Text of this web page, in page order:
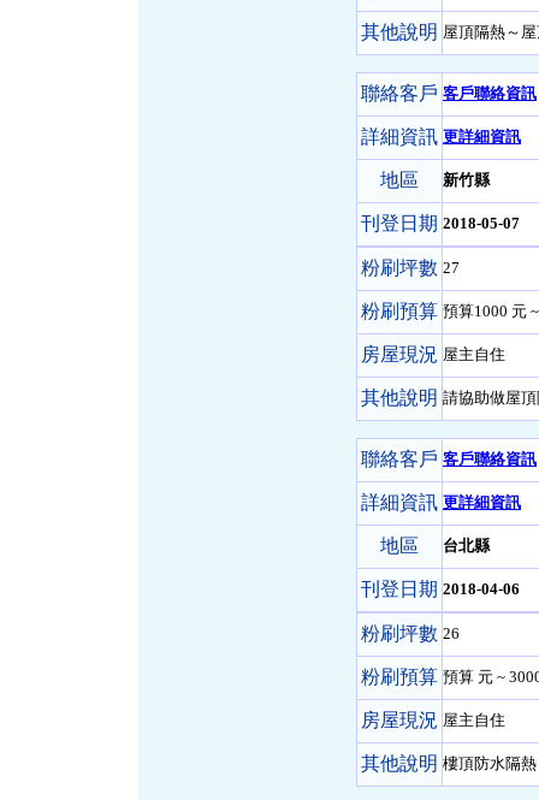
其他說明 屋頂隔熱～
聯絡客戶 客戶聯絡資訊
詳細資訊 更詳細資訊
地區 新竹縣
刊登日期 2018-05-07
粉刷坪數 27
粉刷預算 預算1000 元
房屋現況 屋主自住
其他說明 請協助做屋
聯絡客戶 客戶聯絡資訊
詳細資訊 更詳細資訊
地區 台北縣
刊登日期 2018-04-06
粉刷坪數 26
粉刷預算 預算 元 ~
房屋現況 屋主自住
其他說明 樓頂防水隔熱